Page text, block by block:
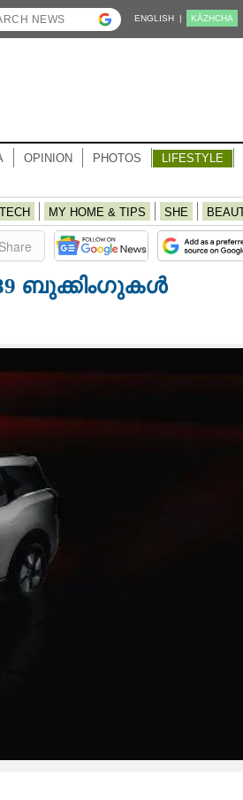
ENGLISH | KĀZHCHA
OPINION PHOTOS LIFESTYLE
TECH MY HOME & TIPS SHE
Share
ബുക്കിംഗുകൾ